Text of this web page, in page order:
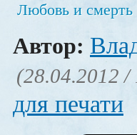
Любовь и смерть
Автор:
(28.04.2012 /
для печати